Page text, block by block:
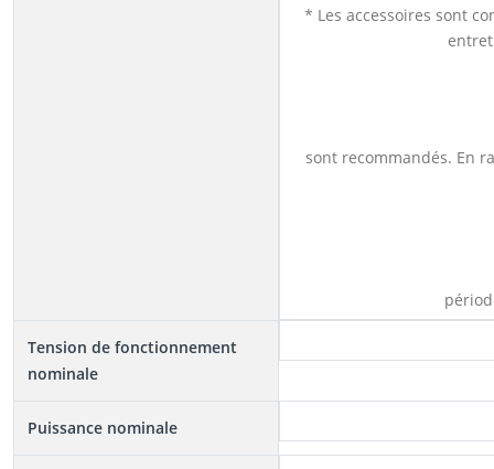
* Les accessoires sont
sont recommandés. En
Tension de fonctionnement
nominale
Puissance nominale